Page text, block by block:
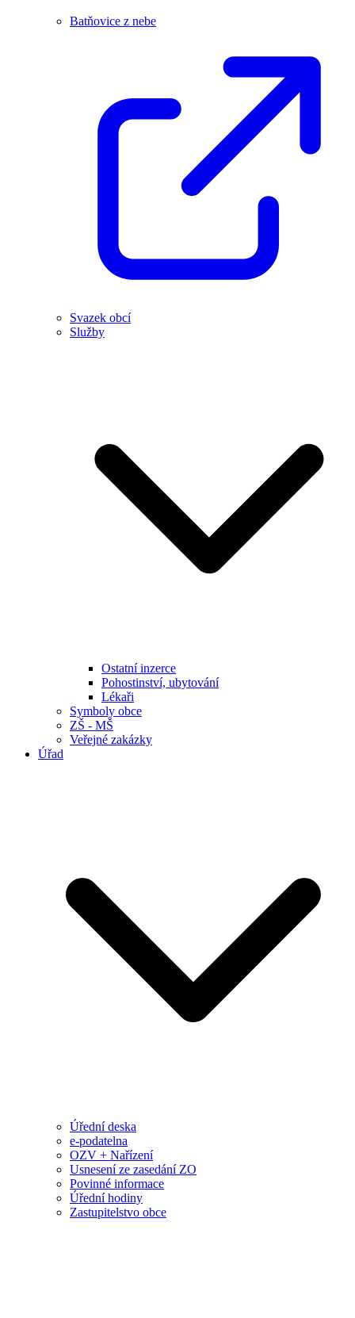
Batňovice z nebe
Svazek obcí
Služby
Ostatní inzerce
Pohostinství, ubytování
Lékaři
Symboly obce
ZŠ - MŠ
Veřejné zakázky
Úřad
Úřední deska
e-podatelna
OZV + Nařízení
Usnesení ze zasedání ZO
Povinné informace
Úřední hodiny
Zastupitelstvo obce